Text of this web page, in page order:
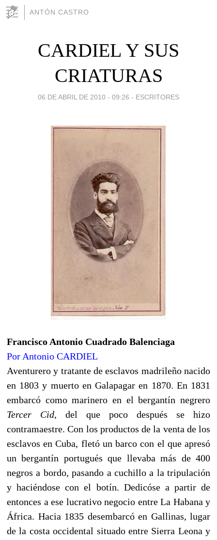
ANTÓN CASTRO
CARDIEL Y SUS
CRIATURAS
06 DE ABRIL DE 2010 - 09:26 - ESCRITORES
Francisco Antonio Cuadrado Balenciaga
Por Antonio CARDIEL
Aventurero y tratante de esclavos madrileño nacido
en 1803 y muerto en Galapagar en 1870. En 1831
embarcó como marinero en el bergantín negrero
Tercer Cid, del que poco después se hizo
contramaestre. Con los productos de la venta de los
esclavos en Cuba, fletó un barco con el que apresó
un bergantín portugués que llevaba más de 400
negros a bordo, pasando a cuchillo a la tripulación
y haciéndose con el botín. Dedicóse a partir de
entonces a ese lucrativo negocio entre La Habana y
África. Hacia 1835 desembarcó en Gallinas, lugar
de la costa occidental situado entre Sierra Leona y